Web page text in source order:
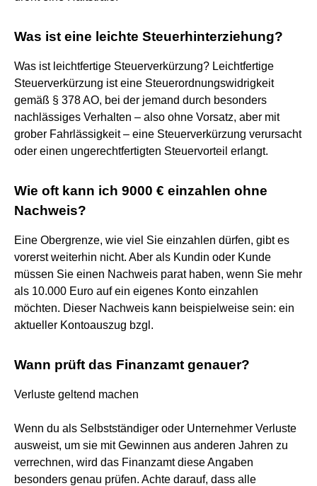
Was ist eine leichte Steuerhinterziehung?
Was ist leichtfertige Steuerverkürzung? Leichtfertige
Steuerverkürzung ist eine Steuerordnungswidrigkeit
gemäß § 378 AO, bei der jemand durch besonders
nachlässiges Verhalten – also ohne Vorsatz, aber mit
grober Fahrlässigkeit – eine Steuerverkürzung verursacht
oder einen ungerechtfertigten Steuervorteil erlangt.
Wie oft kann ich 9000 € einzahlen ohne
Nachweis?
Eine Obergrenze, wie viel Sie einzahlen dürfen, gibt es
vorerst weiterhin nicht. Aber als Kundin oder Kunde
müssen Sie einen Nachweis parat haben, wenn Sie mehr
als 10.000 Euro auf ein eigenes Konto einzahlen
möchten. Dieser Nachweis kann beispielweise sein: ein
aktueller Kontoauszug bzgl.
Wann prüft das Finanzamt genauer?
Verluste geltend machen
Wenn du als Selbstständiger oder Unternehmer Verluste
ausweist, um sie mit Gewinnen aus anderen Jahren zu
verrechnen, wird das Finanzamt diese Angaben
besonders genau prüfen. Achte darauf, dass alle